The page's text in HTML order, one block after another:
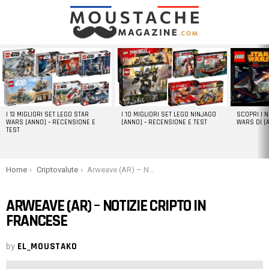
LATEST
STORIES
I 13 MIGLIORI SET LEGO STAR
WARS [ANNO] – RECENSIONE E
TEST
I 10 MIGLIORI SET LEGO NINJAGO
[ANNO] – RECENSIONE E TEST
SCOPRI I
WARS DI
You are here:
Home Criptovalute Arweave (AR) – Notizie cripto in francese
ARWEAVE (AR) – NOTIZIE CRIPTO IN
FRANCESE
by EL_MOUSTAKO